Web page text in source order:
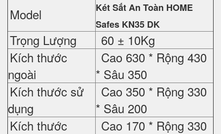
Model
Két Sắt An Toàn HOME
Safes KN35 DK
Trọng Lượng
60 ± 10Kg
Kích thước
ngoài
Cao 630 * Rộng 430
* Sâu 350
Kích thước sử
dụng
Cao 350 * Rộng 330
* Sâu 200
Kích thước
Cao 170 * Rộng 330